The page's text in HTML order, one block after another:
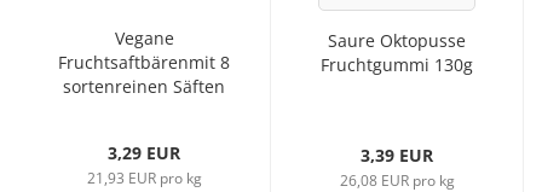
Vegane
Fruchtsaftbärenmit 8
sortenreinen Säften
3,29 EUR
21,93 EUR pro kg
Saure Oktopusse
Fruchtgummi 130g
3,39 EUR
26,08 EUR pro kg